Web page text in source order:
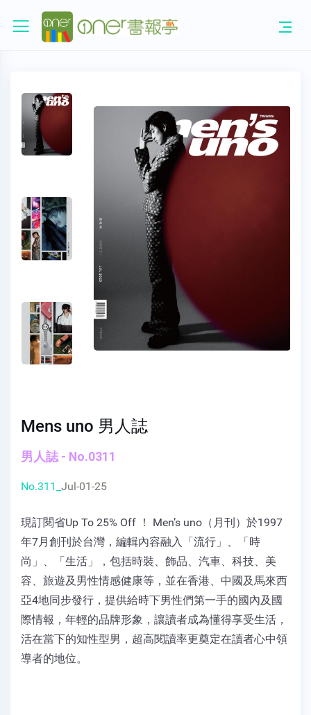
Mens uno 男人誌
男人誌 - No.0311
No.311_ Jul-01-25
現訂閱省Up To 25% Off ！ Men’s uno（月刊）於1997
年7月創刊於台灣，編輯內容融入「流行」、「時
尚」、「生活」，包括時裝、飾品、汽車、科技、美
容、旅遊及男性情感健康等，並在香港、中國及馬來西
亞4地同步發行，提供給時下男性們第一手的國內及國
際情報，年輕的品牌形象，讓讀者成為懂得享受生活，
活在當下的知性型男，超高閱讀率更奠定在讀者心中領
導者的地位。